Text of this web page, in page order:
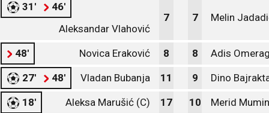
31'
46'
Aleksandar Vlahović
7 7 Melin
48' Novica Eraković 8 8 Adis
27' 48' Vladan Bubanja 11 9 Dino
18' Aleksa Marušić (C) 17 10 Merid